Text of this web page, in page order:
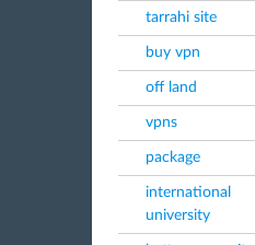
tarrahi site
buy vpn
off land
vpns
package
international
university